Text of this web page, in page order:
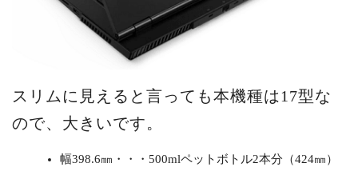
スリムに見えると言っても本機種は17型な
ので、大きいです。
幅398.6㎜・・・500mlペットボトル2本分（424㎜）